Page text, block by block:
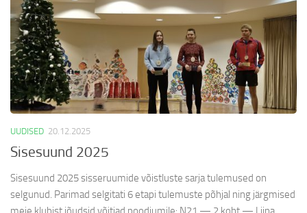
UUDISED 20.12.2025
Sisesuund 2025
Sisesuund 2025 sisseruumide võistluste sarja tulemused on
selgunud. Parimad selgitati 6 etapi tulemuste põhjal ning järgmised